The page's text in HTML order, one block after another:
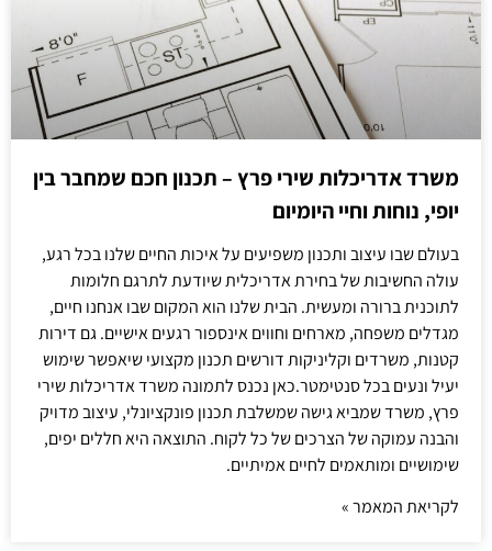
משרד אדריכלות שירי פרץ – תכנון חכם שמחבר בין
יופי, נוחות וחיי היומיום
בעולם שבו עיצוב ותכנון משפיעים על איכות החיים שלנו בכל רגע,
עולה החשיבות של בחירת אדריכלית שיודעת לתרגם חלומות
לתוכנית ברורה ומעשית. הבית שלנו הוא המקום שבו אנחנו חיים,
מגדלים משפחה, מארחים וחווים אינספור רגעים אישיים. גם דירות
קטנות, משרדים וקליניקות דורשים תכנון מקצועי שיאפשר שימוש
יעיל ונעים בכל סנטימטר.כאן נכנס לתמונה משרד אדריכלות שירי
פרץ, משרד שמביא גישה שמשלבת תכנון פונקציונלי, עיצוב מדויק
והבנה עמוקה של הצרכים של כל לקוח. התוצאה היא חללים יפים,
שימושיים ומותאמים לחיים אמיתיים.
לקריאת המאמר »